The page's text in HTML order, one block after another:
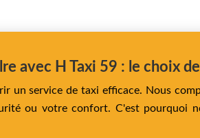
avec H Taxi 59 : le choix
un service de taxi efficace. Nous
ou votre confort. C'est pourquoi